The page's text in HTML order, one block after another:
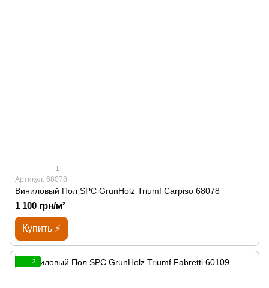
1
Артикул: 68078
Виниловый Пол SPС GrunHolz Triumf Carpiso 68078
1 100 грн/м²
Купить ⚡
3